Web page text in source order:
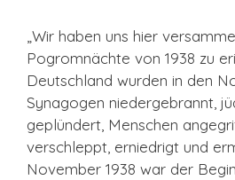
„Wir haben uns hier
Pogromnächte von 1938 zu
Deutschland wurden in den
Synagogen niedergebrannt,
geplündert, Menschen
verschleppt, erniedrigt und
November 1938 war der